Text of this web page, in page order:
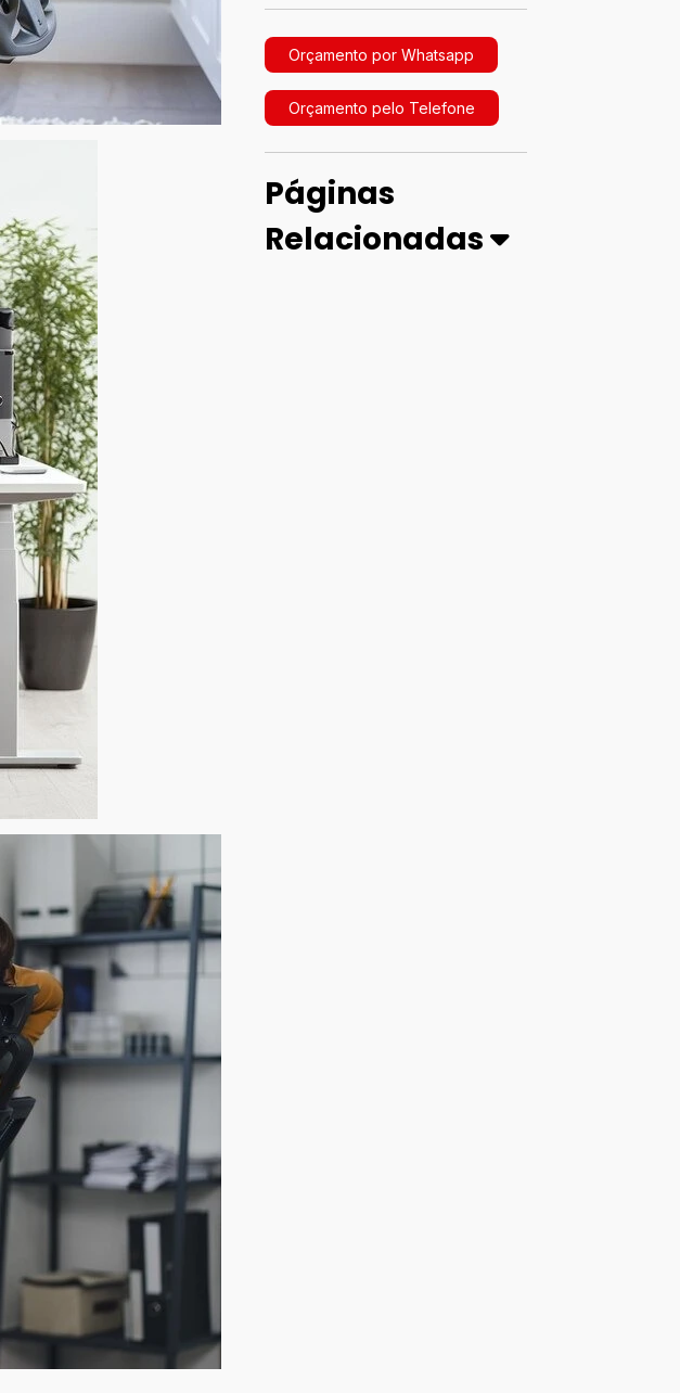
Orçamento por Whatsapp
Orçamento pelo Telefone
Páginas
Relacionadas